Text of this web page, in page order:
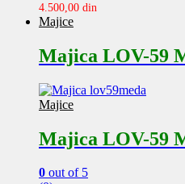
4.500,00 din
Majice
Majica LOV-59
Majice
Majica LOV-59
0 out of 5